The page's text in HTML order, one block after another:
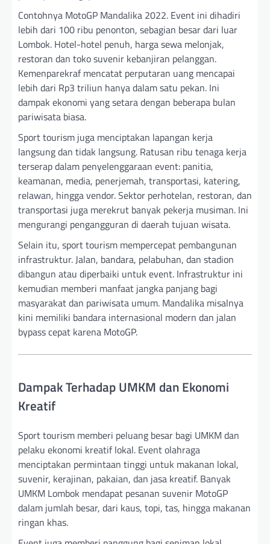
Contohnya MotoGP Mandalika 2022. Event ini dihadiri
lebih dari 100 ribu penonton, sebagian besar dari luar
Lombok. Hotel-hotel penuh, harga sewa melonjak,
restoran dan toko suvenir kebanjiran pelanggan.
Kemenparekraf mencatat perputaran uang mencapai
lebih dari Rp3 triliun hanya dalam satu pekan. Ini
dampak ekonomi yang setara dengan beberapa bulan
pariwisata biasa.
Sport tourism juga menciptakan lapangan kerja
langsung dan tidak langsung. Ratusan ribu tenaga kerja
terserap dalam penyelenggaraan event: panitia,
keamanan, media, penerjemah, transportasi, katering,
relawan, hingga vendor. Sektor perhotelan, restoran, dan
transportasi juga merekrut banyak pekerja musiman. Ini
mengurangi pengangguran di daerah tujuan wisata.
Selain itu, sport tourism mempercepat pembangunan
infrastruktur. Jalan, bandara, pelabuhan, dan stadion
dibangun atau diperbaiki untuk event. Infrastruktur ini
kemudian memberi manfaat jangka panjang bagi
masyarakat dan pariwisata umum. Mandalika misalnya
kini memiliki bandara internasional modern dan jalan
bypass cepat karena MotoGP.
Dampak Terhadap UMKM dan Ekonomi
Kreatif
Sport tourism memberi peluang besar bagi UMKM dan
pelaku ekonomi kreatif lokal. Event olahraga
menciptakan permintaan tinggi untuk makanan lokal,
suvenir, kerajinan, pakaian, dan jasa kreatif. Banyak
UMKM Lombok mendapat pesanan suvenir MotoGP
dalam jumlah besar, dari kaus, topi, tas, hingga makanan
ringan khas.